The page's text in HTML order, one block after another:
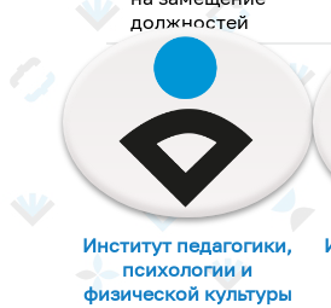
должностей
Институт педагогики,
психологии и
физической культуры